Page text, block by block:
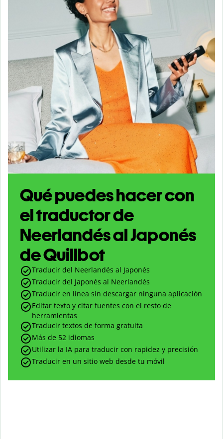
Qué puedes hacer con
el traductor de
Neerlandés al Japonés
de Quillbot
Traducir del Neerlandés al Japonés
Traducir del Japonés al Neerlandés
Traducir en línea sin descargar ninguna aplicación
Editar texto y citar fuentes con el resto de
herramientas
Traducir textos de forma gratuita
Más de 52 idiomas
Utilizar la IA para traducir con rapidez y precisión
Traducir en un sitio web desde tu móvil